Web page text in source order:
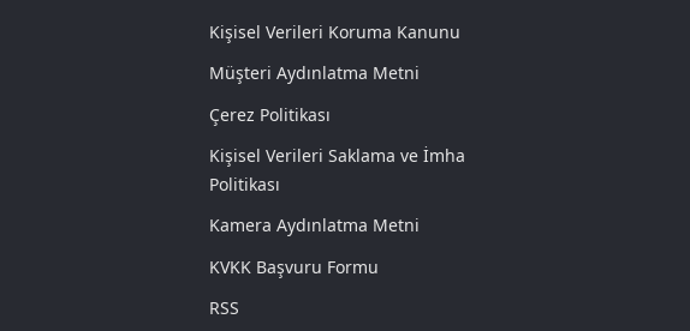
Kişisel Verileri Koruma Kanunu
Müşteri Aydınlatma Metni
Çerez Politikası
Kişisel Verileri Saklama ve İmha
Politikası
Kamera Aydınlatma Metni
KVKK Başvuru Formu
RSS